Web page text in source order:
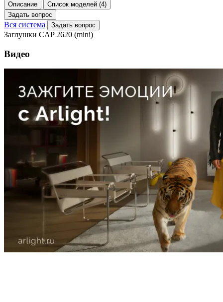
Описание
Список моделей (4)
Задать вопрос
Вся система Задать вопрос
Заглушки CAP 2620 (mini)
Видео